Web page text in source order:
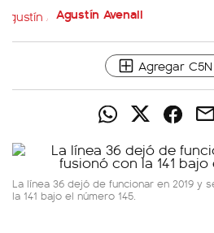
Agustín Avenali
Agregar
La línea 36 dejó de funcionar en 2019 y
la 141 bajo el número 145.